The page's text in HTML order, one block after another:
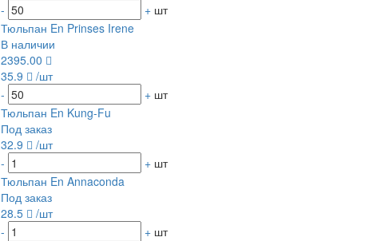
-
+ шт
Тюльпан En Prinses Irene
В наличии
2395.00
35.9
/шт
-
+ шт
Тюльпан En Kung-Fu
Под заказ
32.9
/шт
-
+ шт
Тюльпан En Annaconda
Под заказ
28.5
/шт
-
+ шт